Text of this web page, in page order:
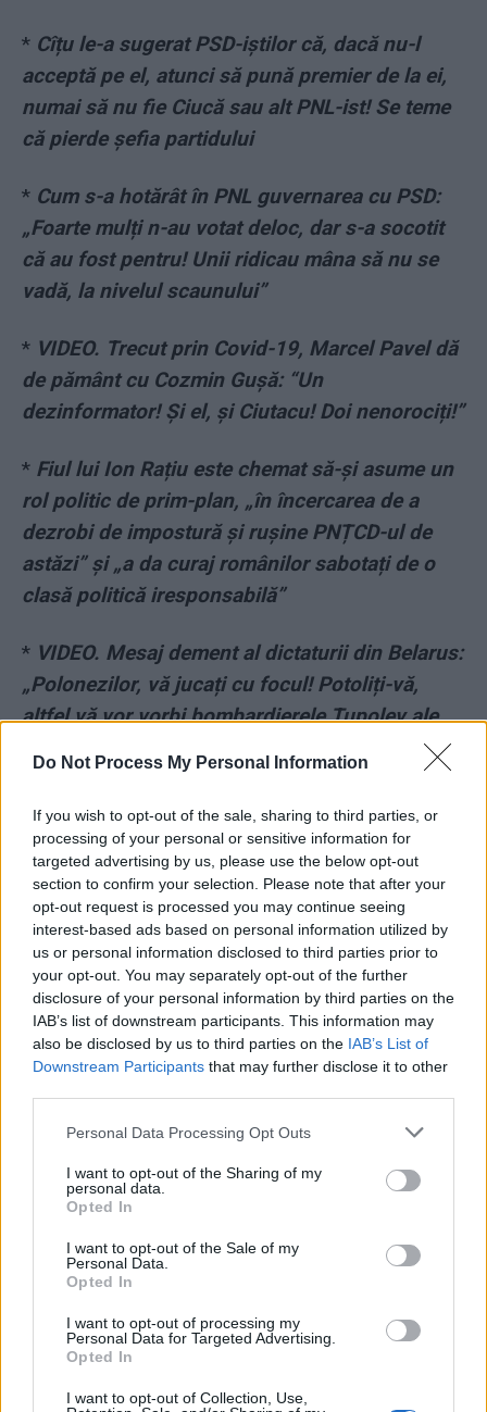
Do Not Process My Personal Information
If you wish to opt-out of the sale, sharing to third parties, or
processing of your personal or sensitive information for
targeted advertising by us, please use the below opt-out
section to confirm your selection. Please note that after your
opt-out request is processed you may continue seeing
interest-based ads based on personal information utilized by
us or personal information disclosed to third parties prior to
your opt-out. You may separately opt-out of the further
disclosure of your personal information by third parties on the
IAB’s list of downstream participants. This information may
also be disclosed by us to third parties on the IAB’s List of
Downstream Participants that may further disclose it to other
Personal Data Processing Opt Outs
I want to opt-out of the Sharing of my
personal data.
Opted In
I want to opt-out of the Sale of my
Personal Data.
Opted In
I want to opt-out of processing my
Personal Data for Targeted Advertising.
Opted In
I want to opt-out of Collection, Use,
* Cîțu le-a sugerat PSD-iștilor că, dacă nu-l
acceptă pe el, atunci să pună premier de la ei,
numai să nu fie Ciucă sau alt PNL-ist! Se teme
că pierde șefia partidului
* Cum s-a hotărât în PNL guvernarea cu PSD:
„Foarte mulți n-au votat deloc, dar s-a socotit
că au fost pentru! Unii ridicau mâna să nu se
vadă, la nivelul scaunului”
* VIDEO. Trecut prin Covid-19, Marcel Pavel dă
de pământ cu Cozmin Guşă: “Un
dezinformator! Și el, și Ciutacu! Doi nenorociți!”
* Fiul lui Ion Rațiu este chemat să-și asume un
rol politic de prim-plan, „în încercarea de a
dezrobi de impostură și rușine PNȚCD-ul de
astăzi” și „a da curaj românilor sabotați de o
clasă politică iresponsabilă”
* VIDEO. Mesaj dement al dictaturii din Belarus:
„Polonezilor, vă jucați cu focul! Potoliți-vă,
altfel vă vor vorbi bombardierele Tupolev ale
*Nu te răzgândi, Rădoisson! Ești pe drumul cel
bun: pleacă! E ceva să te elimine de două ori, în
13 luni, o țară cu populație cât cartierul
Ghencea!
- Advertisement -
TAGS droguri oreste teodorescu
„Am ban sa va an grop
dusmanilor vedet sa nu faceti
după ce s-au lăudat pe
Încă un dosar pentru
lista locuințelor sociale date